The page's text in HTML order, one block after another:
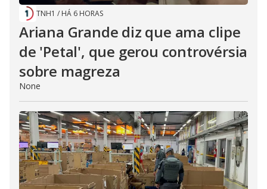
TNH1 / HÁ 6 HORAS
Ariana Grande diz que ama clipe
de 'Petal', que gerou controvérsia
sobre magreza
None